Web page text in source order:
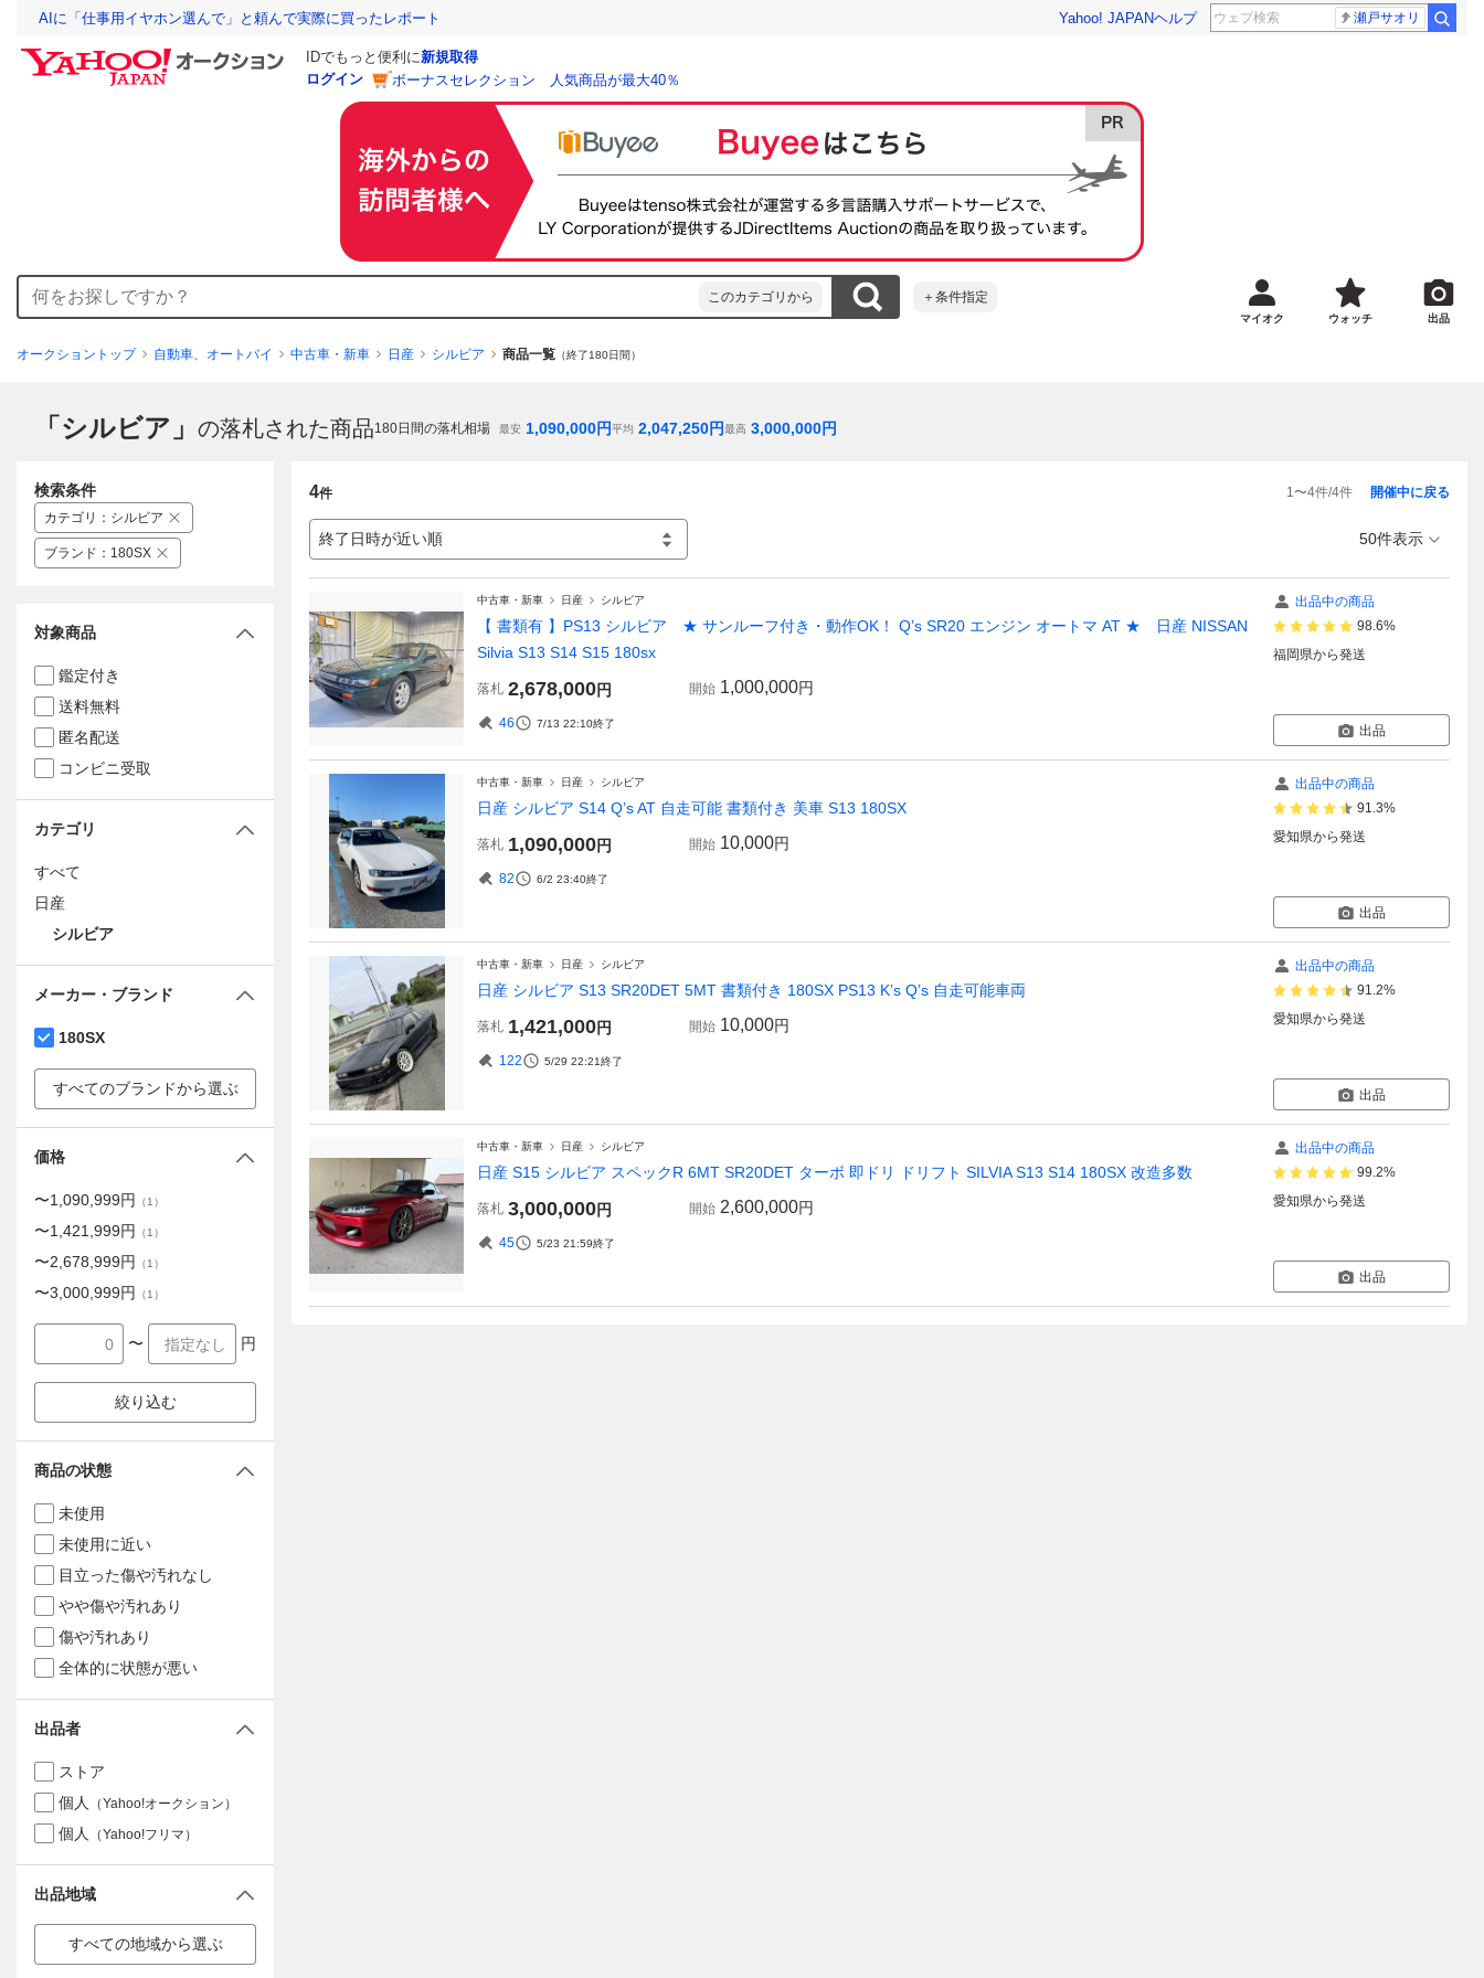
AIに「仕事用イヤホン選んで」と頼んで実際に買ったレポート Yahoo! JAPANヘルプ 瀬戸サオリ
IDでもっと便利に新規取得
ログイン
ボーナスセレクション 人気商品が最大40％
このカテゴリから ＋条件指定
マイオク ウォッチ 出品
オークショントップ 自動車、オートバイ 中古車・新車 日産 シルビア 商品一覧 （終了180日間）
「シルビア」 の落札された商品180日間の落札相場 最安 1,090,000円平均 2,047,250円最高 3,000,000円
4件 1〜4件/4件
終了日時が近い順
開催中に戻る
50件表示
中古車・新車 日産 シルビア
【 書類有 】PS13 シルビア ★ サンルーフ付き・動作OK！ Q’s SR20 エンジン オートマ AT ★ 日産 NISSAN
Silvia S13 S14 S15 180sx
落札 2,678,000円 開始 1,000,000円
46 7/13 22:10終了
出品中の商品
98.6%
福岡県から発送
出品
中古車・新車 日産 シルビア
日産 シルビア S14 Q’s AT 自走可能 書類付き 美車 S13 180SX
落札 1,090,000円 開始 10,000円
82 6/2 23:40終了
出品中の商品
91.3%
愛知県から発送
出品
中古車・新車 日産 シルビア
日産 シルビア S13 SR20DET 5MT 書類付き 180SX PS13 K’s Q’s 自走可能車両
落札 1,421,000円 開始 10,000円
122 5/29 22:21終了
出品中の商品
91.2%
愛知県から発送
出品
中古車・新車 日産 シルビア
日産 S15 シルビア スペックR 6MT SR20DET ターボ 即ドリ ドリフト SILVIA S13 S14 180SX 改造多数
落札 3,000,000円 開始 2,600,000円
45 5/23 21:59終了
出品中の商品
99.2%
愛知県から発送
出品
検索条件
カテゴリ ： シルビア
ブランド ： 180SX
対象商品
鑑定付き
送料無料
匿名配送
コンビニ受取
カテゴリ
すべて
日産
シルビア
メーカー・ブランド
180SX
すべてのブランドから選ぶ
価格
〜1,090,999円 （1 ）
〜1,421,999円 （1 ）
〜2,678,999円 （1 ）
〜3,000,999円 （1 ）
〜 円
絞り込む
商品の状態
未使用
未使用に近い
目立った傷や汚れなし
やや傷や汚れあり
傷や汚れあり
全体的に状態が悪い
出品者
ストア
個人
（Yahoo!オークション）
個人 （Yahoo!フリマ）
出品地域
すべての地域から選ぶ